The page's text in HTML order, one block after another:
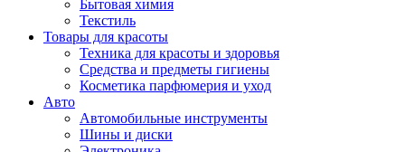
Бытовая химия
Текстиль
Товары для красоты
Техника для красоты и здоровья
Средства и предметы гигиены
Косметика парфюмерия и уход
Авто
Автомобильные инструменты
Шины и диски